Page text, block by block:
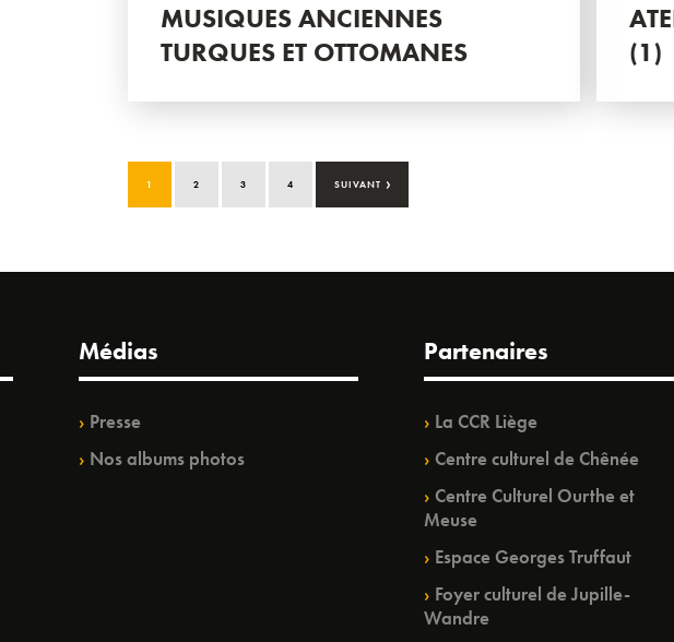
MUSIQUES ANCIENNES
TURQUES ET OTTOMANES
(1)
1 2 3 4 SUIVANT ›
Médias
Presse
Nos albums photos
Partenaires
La CCR Liège
Centre culturel de Chênée
Centre Culturel Ourthe et
Meuse
Espace Georges Truffaut
Foyer culturel de Jupille-
Wandre